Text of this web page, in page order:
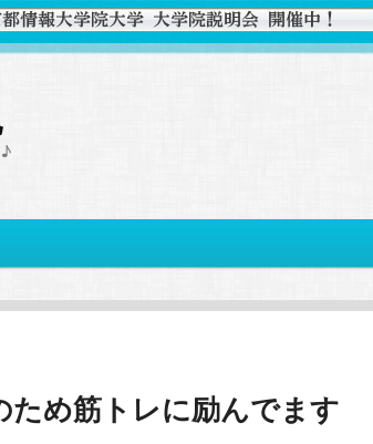
ため筋トレに励んでます